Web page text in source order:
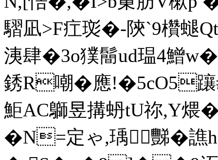
騽凪>F疘珳�-陝`9欑螁
洟肆�3o獛鬝ud瑥4鱛
銹R嘲�應!�5cO5
鮔AC鶳昱搆蚒tU祢,Y
�N=定ゃ,瑀豒�譙